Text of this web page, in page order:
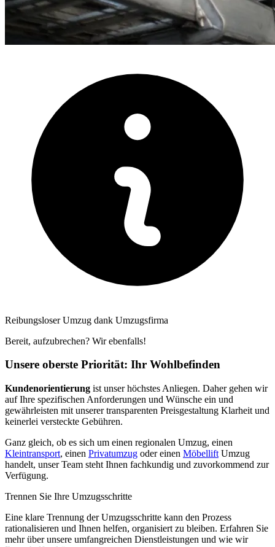
Reibungsloser Umzug dank Umzugsfirma
Bereit, aufzubrechen? Wir ebenfalls!
Unsere oberste Priorität: Ihr Wohlbefinden
Kundenorientierung ist unser höchstes Anliegen. Daher gehen wir
auf Ihre spezifischen Anforderungen und Wünsche ein und
gewährleisten mit unserer transparenten Preisgestaltung Klarheit und
keinerlei versteckte Gebühren.
Ganz gleich, ob es sich um einen regionalen Umzug, einen
Kleintransport, einen Privatumzug oder einen Möbellift Umzug
handelt, unser Team steht Ihnen fachkundig und zuvorkommend zur
Verfügung.
Trennen Sie Ihre Umzugsschritte
Eine klare Trennung der Umzugsschritte kann den Prozess
rationalisieren und Ihnen helfen, organisiert zu bleiben. Erfahren Sie
mehr über unsere umfangreichen Dienstleistungen und wie wir